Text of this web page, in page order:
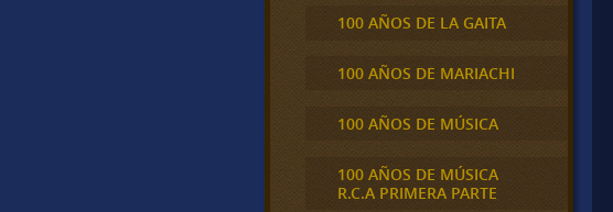
100 AÑOS DE LA GAITA
100 AÑOS DE MARIACHI
100 AÑOS DE MÚSICA
100 AÑOS DE MÚSICA
R.C.A PRIMERA PARTE